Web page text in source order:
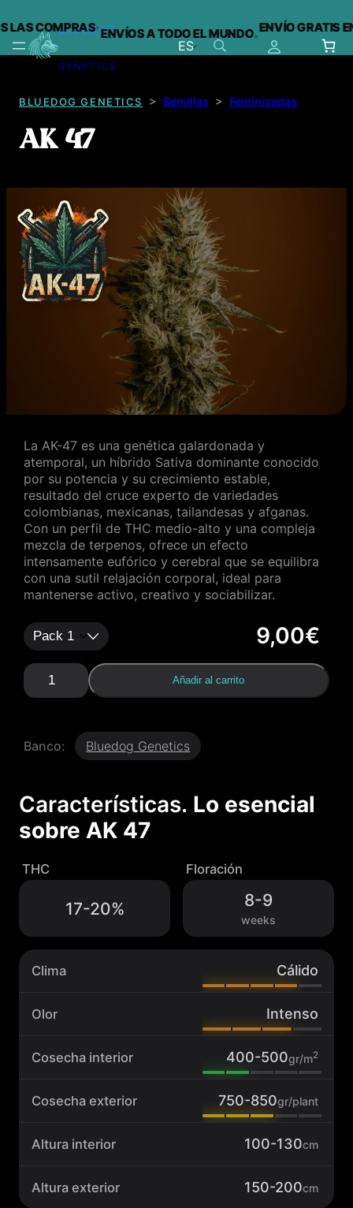
contenido
COMPRAS·ENVÍOS A TODO EL MUNDO·ENVÍO GRATIS EN
BLUEDOG
GENETICS
ES
BLUEDOG GENETICS > Semillas > Feminizadas
AK 47
La AK-47 es una genética galardonada y
atemporal, un híbrido Sativa dominante conocido
por su potencia y su crecimiento estable,
resultado del cruce experto de variedades
colombianas, mexicanas, tailandesas y afganas.
Con un perfil de THC medio-alto y una compleja
mezcla de terpenos, ofrece un efecto
intensamente eufórico y cerebral que se equilibra
con una sutil relajación corporal, ideal para
mantenerse activo, creativo y sociabilizar.
9,00€
A
K
4
a
i
d
a
d
Añadir al carrito
Banco: Bluedog Genetics
Características. Lo esencial
sobre AK 47
THC
17-20%
Floración
8-9
weeks
Clima Cálido
Olor Intenso
Cosecha interior 400-500gr/m2
Cosecha exterior 750-850gr/plant
Altura interior 100-130cm
Altura exterior 150-200cm